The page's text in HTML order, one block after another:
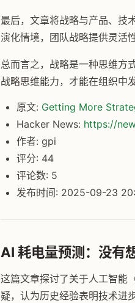
最后，文章将战略与产品、技
演化情境，团队战略提供灵活
总而言之，战略是一种思维方
战略思维能力，才能在组织中
原文: Getting More
Hacker News: https://
作者: gpi
评分: 44
评论数: 5
发布时间: 2025-09-23
AI 耗电量预测：没有
这篇文章探讨了关于人工智能
疑，认为历史经验表明技术进